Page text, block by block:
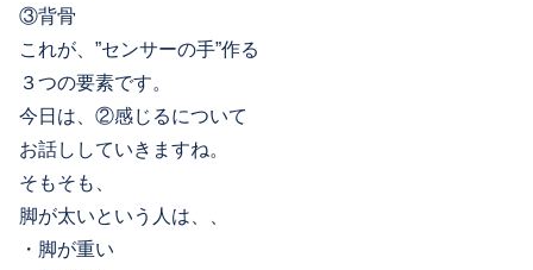
③背骨
これが、”センサーの手”作る
３つの要素です。
今日は、②感じるについて
お話ししていきますね。
そもそも、
脚が太いという人は、、
・脚が重い